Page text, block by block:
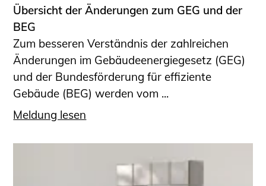
Datenschutz
Ingenieurakademie West
Übersicht der Änderungen zum GEG und der
BEG
Zum besseren Verständnis der zahlreichen
Änderungen im Gebäudeenergiegesetz (GEG)
und der Bundesförderung für effiziente
Gebäude (BEG) werden vom ...
Meldung lesen